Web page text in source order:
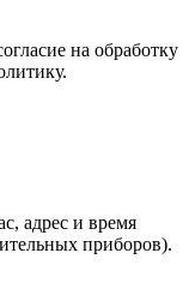
на обработку
адрес и время
приборов).